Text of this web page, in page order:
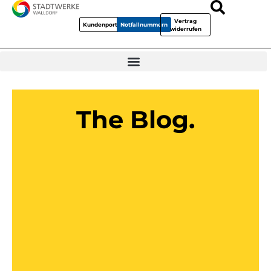
KundenportalNotfallnummern
Vertrag
widerrufen
The Blog.